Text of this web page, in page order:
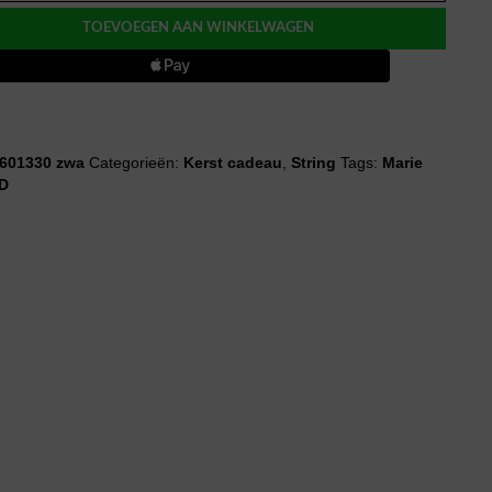
TOEVOEGEN AAN WINKELWAGEN
zwa Categorieën: Kerst cadeau ,String Tags: Marie